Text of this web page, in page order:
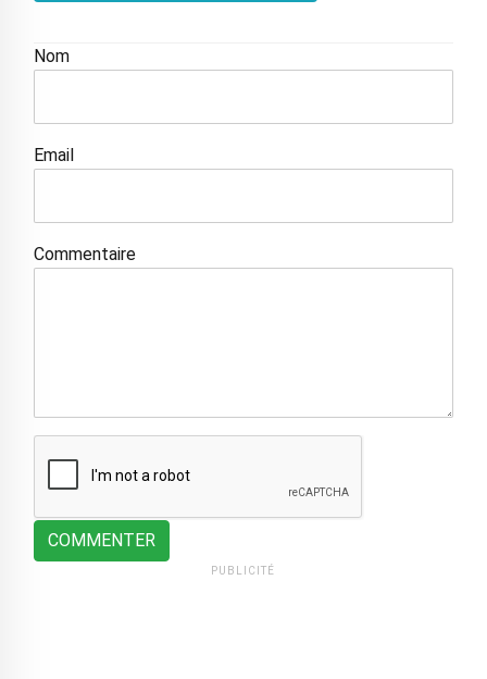
Nom
Email
Commentaire
COMMENTER
PUBLICITÉ